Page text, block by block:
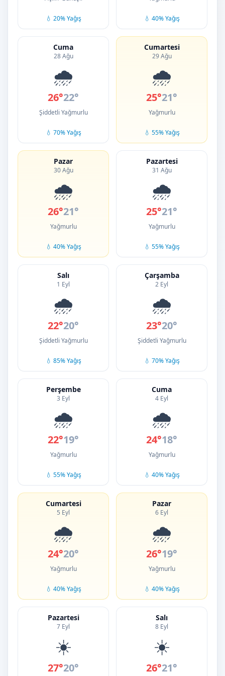
💧 20% Yağış 💧 40% Yağış
Cuma
28 Ağu
🌧️
26°22°
Şiddetli Yağmurlu
💧 70% Yağış
Cumartesi
29 Ağu
🌧️
25°21°
Yağmurlu
💧 55% Yağış
Pazar
30 Ağu
🌧️
26°21°
Yağmurlu
💧 40% Yağış
Pazartesi
31 Ağu
🌧️
25°21°
Yağmurlu
💧 55% Yağış
Salı
1 Eyl
🌧️
22°20°
Şiddetli Yağmurlu
💧 85% Yağış
Çarşamba
2 Eyl
🌧️
23°20°
Şiddetli Yağmurlu
💧 70% Yağış
Perşembe
3 Eyl
🌧️
22°19°
Yağmurlu
💧 55% Yağış
Cuma
4 Eyl
🌧️
24°18°
Yağmurlu
💧 40% Yağış
Cumartesi
5 Eyl
🌧️
24°20°
Yağmurlu
💧 40% Yağış
Pazar
6 Eyl
🌧️
26°19°
Yağmurlu
💧 40% Yağış
Pazartesi
7 Eyl
☀️
27°20°
Salı
8 Eyl
☀️
26°21°